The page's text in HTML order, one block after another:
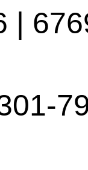
|